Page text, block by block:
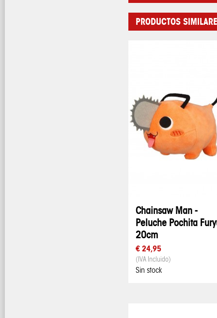
PRODUCTOS
Chainsaw Man -
Peluche Pochita
20cm
€ 24,95
(IVA Incluido)
Sin stock